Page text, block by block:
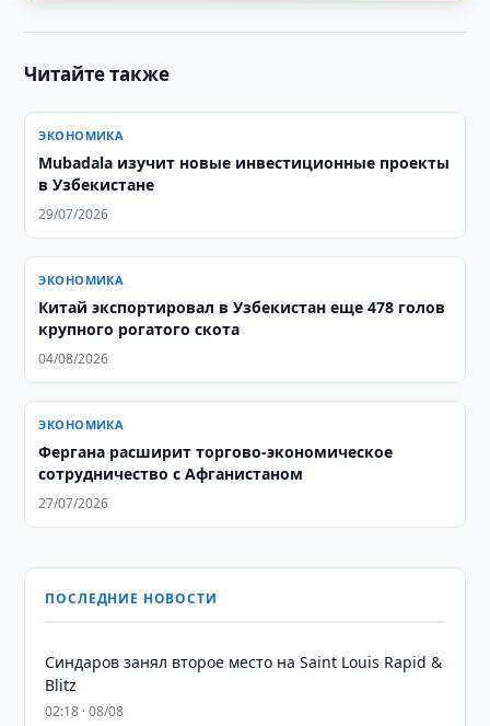
Читайте также
ЭКОНОМИКА
Mubadala изучит новые инвестиционные проекты
в Узбекистане
29/07/2026
ЭКОНОМИКА
Китай экспортировал в Узбекистан еще 478 голов
крупного рогатого скота
04/08/2026
ЭКОНОМИКА
Фергана расширит торгово-экономическое
сотрудничество с Афганистаном
27/07/2026
ПОСЛЕДНИЕ НОВОСТИ
Синдаров занял второе место на Saint Louis Rapid &
Blitz
02:18 · 08/08